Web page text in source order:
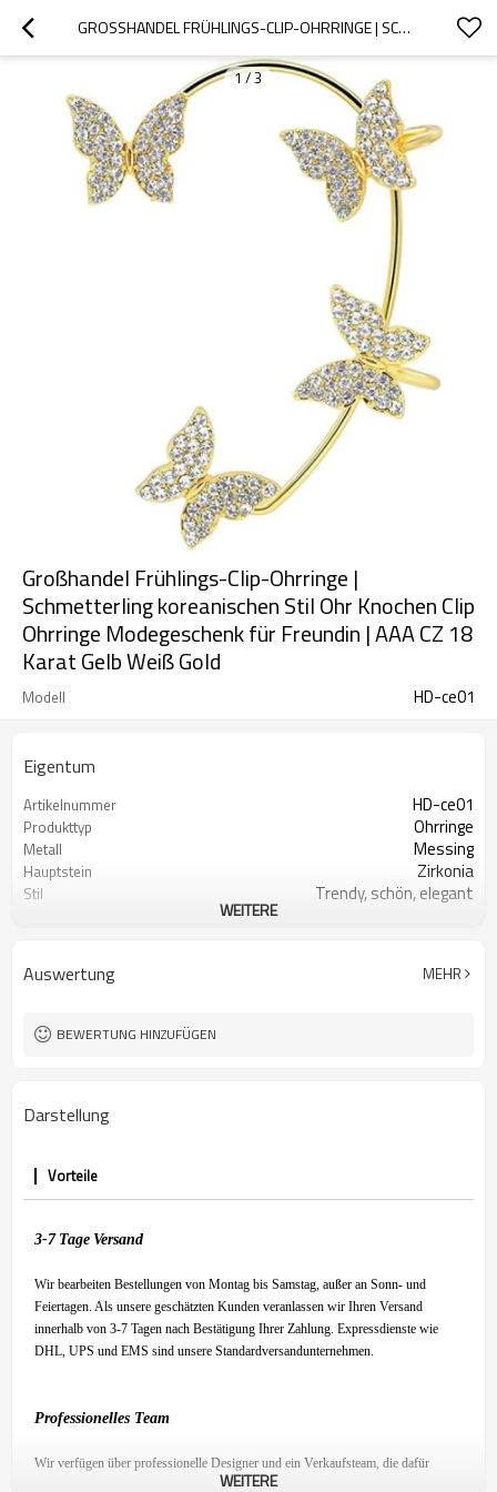
GROSSHANDEL FRÜHLINGS-CLIP-OHRRINGE | SCHMETTERLING KOREANISCHEN STIL OHR KNOCHEN CLIP OHRRINGE MODEGESCHENK FÜR FREUNDIN | AAA CZ 18 KARAT GELB WEISS GOLD
1/3
Großhandel Frühlings-Clip-Ohrringe |
Schmetterling koreanischen Stil Ohr Knochen Clip
Ohrringe Modegeschenk für Freundin | AAA CZ 18
Karat Gelb Weiß Gold
Modell HD-ce01
Eigentum
Artikelnummer HD-ce01
Produkttyp Ohrringe
Metall Messing
Hauptstein Zirkonia
Stil Trendy, schön, elegant
WEITERE
Auswertung MEHR
BEWERTUNG HINZUFÜGEN
Darstellung
Vorteile
3-7 Tage Versand
Wir bearbeiten Bestellungen von Montag bis Samstag, außer an Sonn- und
Feiertagen. Als unsere geschätzten Kunden veranlassen wir Ihren Versand
innerhalb von 3-7 Tagen nach Bestätigung Ihrer Zahlung. Expressdienste wie
DHL, UPS und EMS sind unsere Standardversandunternehmen.
Professionelles Team
Wir verfügen über professionelle Designer und ein Verkaufsteam, die dafür
sorgen, dass Sie mit unserem Produkt zufrieden sind und ein angenehmes
WEITERE